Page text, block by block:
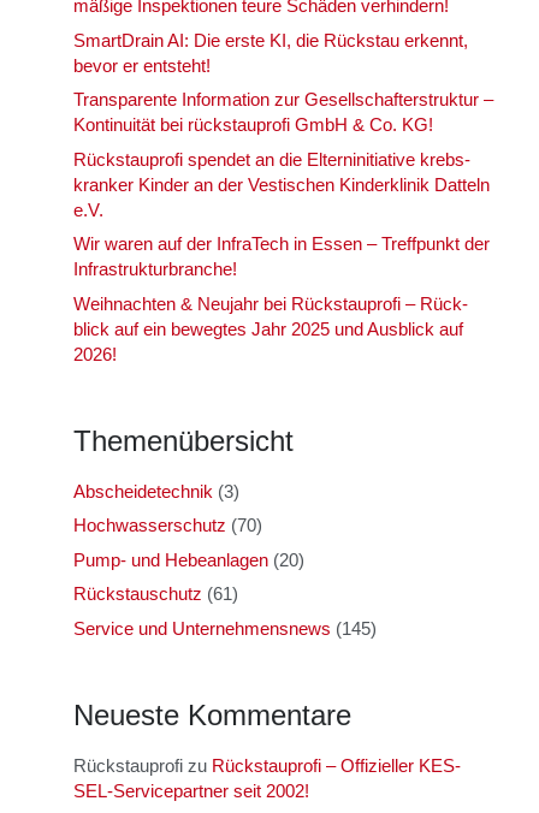
mä­ßi­ge Inspek­tio­nen teu­re Schä­den ver­hin­dern!
Smart­Drain AI: Die ers­te KI, die Rück­stau erkennt,
bevor er ent­steht!
Trans­pa­ren­te Infor­ma­ti­on zur Gesell­schaf­ter­struk­tur –
Kon­ti­nui­tät bei rück­stau­pro­fi GmbH & Co. KG!
Rück­stau­pro­fi spen­det an die Eltern­in­itia­ti­ve krebs­
kran­ker Kin­der an der Ves­ti­schen Kin­der­kli­nik Dat­teln
e.V.
Wir waren auf der Infra­Tech in Essen – Treff­punkt der
Infra­struk­tur­bran­che!
Weih­nach­ten & Neu­jahr bei Rück­stau­pro­fi – Rück­
blick auf ein beweg­tes Jahr 2025 und Aus­blick auf
2026!
The­men­über­sicht
Abscheidetechnik (3)
Hochwasserschutz (70)
Pump- und Hebeanlagen (20)
Rückstauschutz (61)
Service und Unternehmensnews (145)
Neu­es­te Kom­men­ta­re
Rückstauprofi zu Rück­stau­pro­fi – Offi­zi­el­ler KES­
SEL-Ser­vice­part­ner seit 2002!